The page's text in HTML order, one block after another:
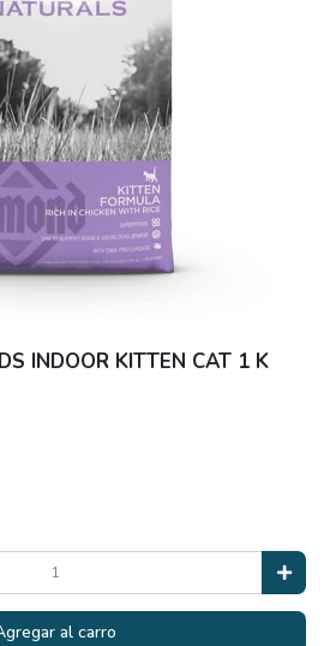
INDOOR KITTEN CAT 1 K
al carro